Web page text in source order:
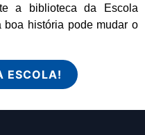
a biblioteca da Escola
boa história pode mudar o
ESCOLA!